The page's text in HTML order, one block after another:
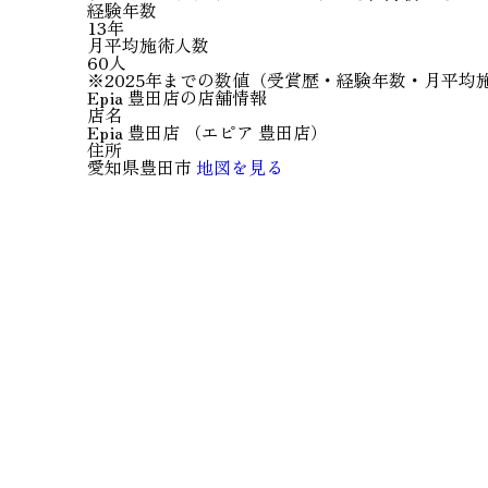
経験年数
13年
月平均施術人数
60人
※2025年までの数値（受賞歴・経験年数・月平均
Epia 豊田店の店舗情報
店名
Epia 豊田店 （エピア 豊田店）
住所
愛知県豊田市 地図を見る